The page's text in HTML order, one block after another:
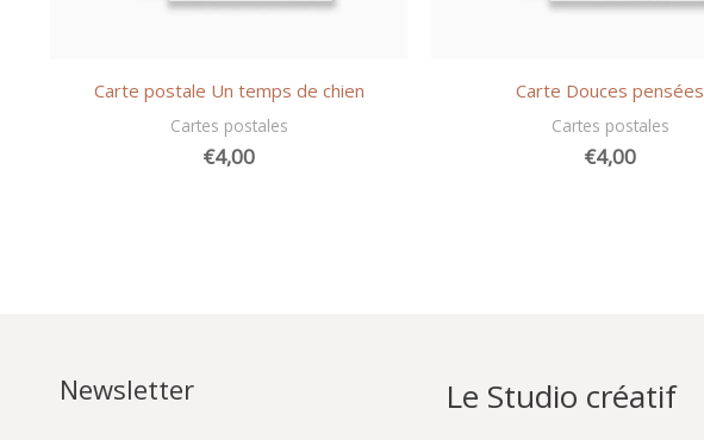
Carte postale Un temps de chien
Cartes postales
€4,00
Carte Douces pensées
Cartes postales
€4,00
Newsletter Le Studio créatif